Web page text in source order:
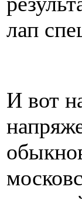
лап
И вот